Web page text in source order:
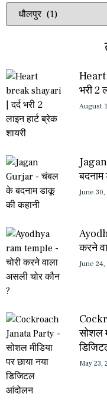
Heart
भरी 2
August
बदनाम
June 30,
करने
June 24,
सोशल
May 23,